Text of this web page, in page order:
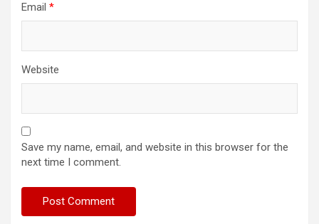
Email *
Website
Save my name, email, and website in this browser for the
next time I comment.